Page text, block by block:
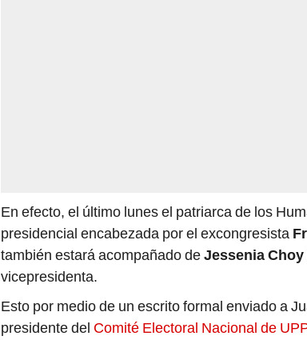
En efecto, el último lunes el patriarca de los
presidencial encabezada por el excongresista
también estará acompañado deJessenia
vicepresidenta.
Esto por medio de un escrito formal enviado a
presidente del Comité Electoral Nacional de UPP